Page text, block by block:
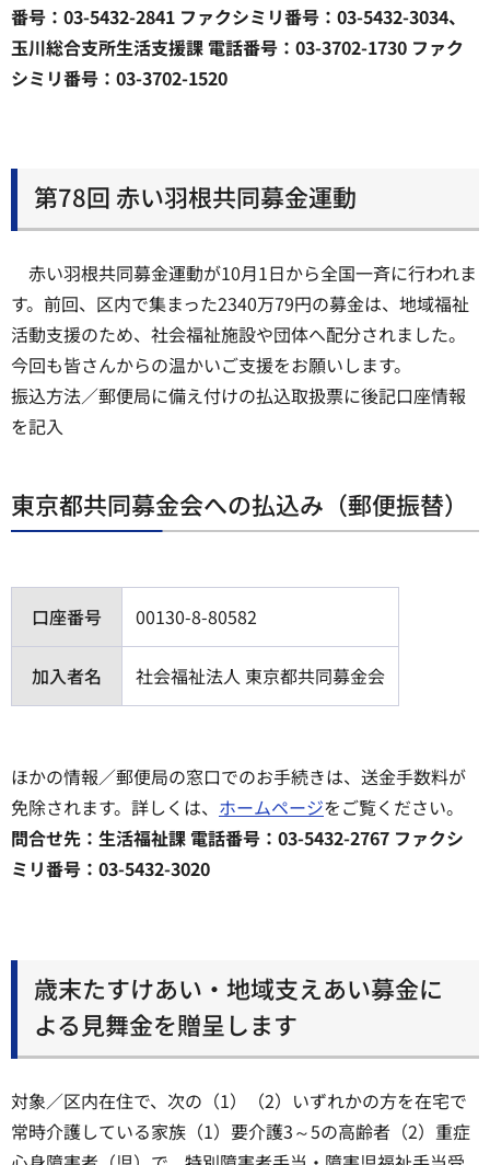
番号：03-5432-2841 ファクシミリ番号：03-5432-3034、
玉川総合支所生活支援課 電話番号：03-3702-1730 ファク
シミリ番号：03-3702-1520
第78回 赤い羽根共同募金運動
赤い羽根共同募金運動が10月1日から全国一斉に行われま
す。前回、区内で集まった2340万79円の募金は、地域福祉
活動支援のため、社会福祉施設や団体へ配分されました。
今回も皆さんからの温かいご支援をお願いします。
振込方法／郵便局に備え付けの払込取扱票に後記口座情報
を記入
東京都共同募金会への払込み（郵便振替）
口座番号 00130-8-80582
加入者名 社会福祉法人 東京都共同募金会
ほかの情報／郵便局の窓口でのお手続きは、送金手数料が
免除されます。詳しくは、 ホームページをご覧ください。
問合せ先：生活福祉課 電話番号：03-5432-2767 ファクシ
ミリ番号：03-5432-3020
歳末たすけあい・地域支えあい募金に
よる見舞金を贈呈します
対象／区内在住で、次の（1）（2）いずれかの方を在宅で
常時介護している家族（1）要介護3～5の高齢者（2）重症